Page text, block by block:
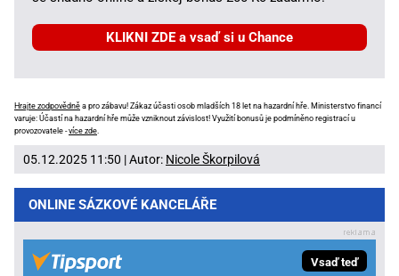
KLIKNI ZDE a vsaď si u Chance
Hrajte zodpovědně a pro zábavu! Zákaz účasti osob mladších 18 let na hazardní hře. Ministerstvo financí
varuje: Účastí na hazardní hře může vzniknout závislost! Využití bonusů je podmíněno registrací u
provozovatele -více zde
05.12.2025 11:50 | Autor: Nicole Škorpilová
ONLINE SÁZKOVÉ KANCELÁŘE
Vsaď teď